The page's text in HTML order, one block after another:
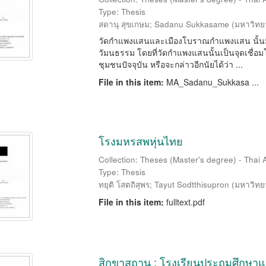
Type: Thesis
สดานุ สุขเกษม; Sadanu Sukkasame (มหาวิท
วัดกำแพงแสนและเมืองโบราณกำแพงแสน
วัมนธรรม โดยที่วัดกำแพงแสนนั้นเป็นจุดเชื่อม
ชุมชนปัจจุบัน หรือจะกล่าวอีกนัยได้ว่า ...
File in this item: MA_Sadanu_Sukkasa ...
โรงมหรสพหุ่นไทย
Collection: Theses (Master's degree) -
Type: Thesis
ทยุติ โสตถิสุพร; Tayut Sodtthisupron (มหาวิท
File in this item: fulltext.pdf
สิกขาสถาน : โรงเรียนประถมศึกษา